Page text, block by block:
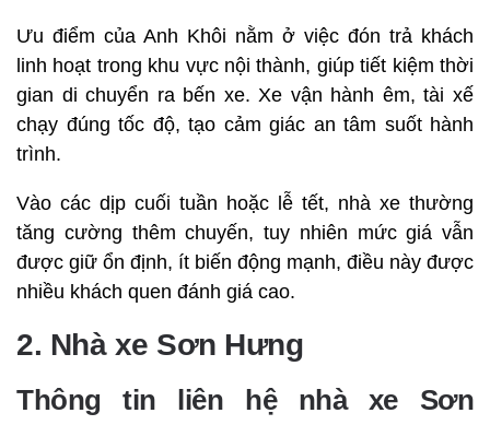
Ưu điểm của Anh Khôi nằm ở việc đón trả khách
linh hoạt trong khu vực nội thành, giúp tiết kiệm thời
gian di chuyển ra bến xe. Xe vận hành êm, tài xế
chạy đúng tốc độ, tạo cảm giác an tâm suốt hành
trình.
Vào các dịp cuối tuần hoặc lễ tết, nhà xe thường
tăng cường thêm chuyến, tuy nhiên mức giá vẫn
được giữ ổn định, ít biến động mạnh, điều này được
nhiều khách quen đánh giá cao.
2. Nhà xe Sơn Hưng
Thông tin liên hệ nhà xe Sơn